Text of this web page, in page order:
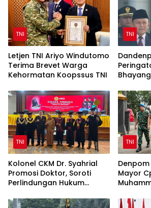
TNI
Letjen TNI Ariyo Windutomo
Terima Brevet Warga
Kehormatan Koopssus TNI
TNI
TNI
Kolonel CKM Dr. Syahrial
Promosi Doktor, Soroti
Perlindungan Hukum
Disabilitas
TNI
Mayor